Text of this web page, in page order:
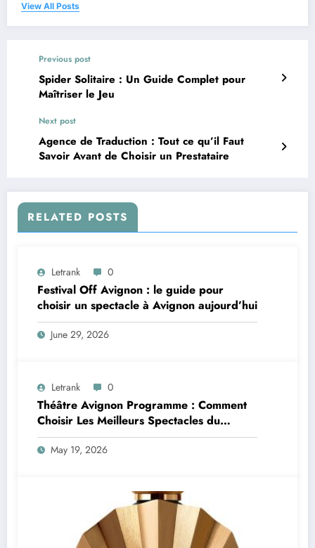
View All Posts
Previous post
Spider Solitaire : Un Guide Complet pour
Maîtriser le Jeu
Next post
Agence de Traduction : Tout ce qu’il Faut
Savoir Avant de Choisir un Prestataire
RELATED POSTS
Letrank 0
Festival Off Avignon : le guide pour
choisir un spectacle à Avignon aujourd’hui
June 29, 2026
Letrank 0
Théâtre Avignon Programme : Comment
Choisir Les Meilleurs Spectacles du
Festival Off Avignon
May 19, 2026